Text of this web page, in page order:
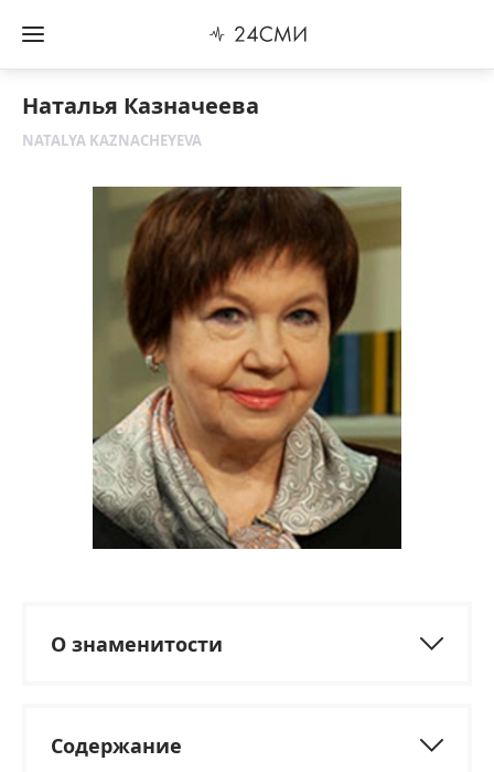
Наталья Казначеева
NATALYA KAZNACHEYEVA
О знаменитости
Содержание